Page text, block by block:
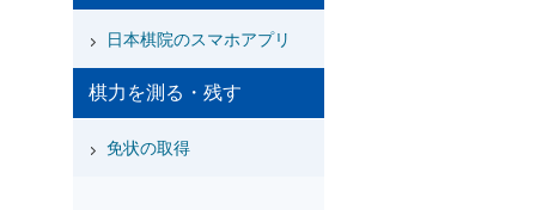
日本棋院のスマホアプリ
棋力を測る・残す
免状の取得